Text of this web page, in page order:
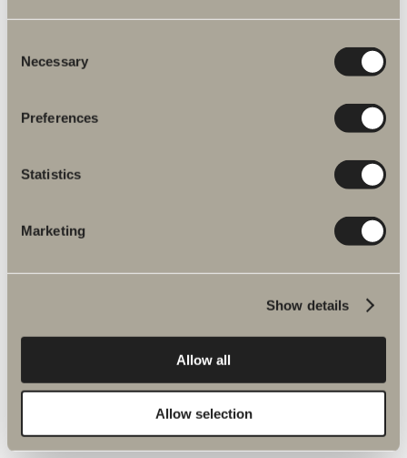
Selection
Necessary
Preferences
Statistics
Marketing
Show details
Allow all
Allow selection
Specifikation
Fler produkter inom Reservdelar